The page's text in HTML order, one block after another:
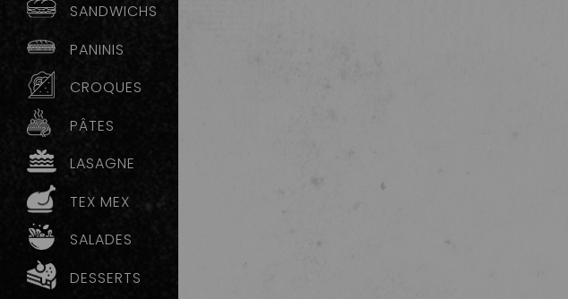
SANDWICHS
PANINIS
CROQUES
PÂTES
LASAGNE
TEX MEX
SALADES
DESSERTS